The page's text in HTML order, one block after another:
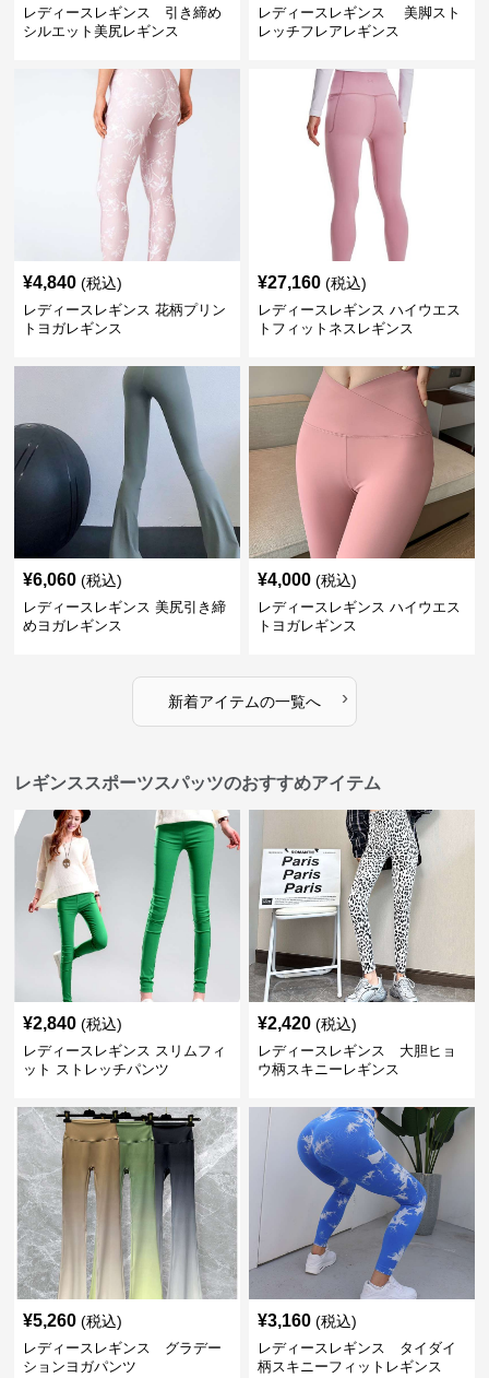
レディースレギンス 引き締め
シルエット美尻レギンス
レディースレギンス 美脚スト
レッチフレアレギンス
¥4,840 (税込)
レディースレギンス 花柄プリン
トヨガレギンス
¥27,160 (税込)
レディースレギンス ハイウエス
トフィットネスレギンス
¥6,060 (税込)
レディースレギンス 美尻引き締
めヨガレギンス
¥4,000 (税込)
レディースレギンス ハイウエス
トヨガレギンス
新着アイテムの一覧へ ›
レギンススポーツスパッツのおすすめアイテム
¥2,840 (税込)
レディースレギンス スリムフィ
ット ストレッチパンツ
¥2,420 (税込)
レディースレギンス 大胆ヒョ
ウ柄スキニーレギンス
¥5,260 (税込)
レディースレギンス グラデー
ションヨガパンツ
¥3,160 (税込)
レディースレギンス タイダイ
柄スキニーフィットレギンス